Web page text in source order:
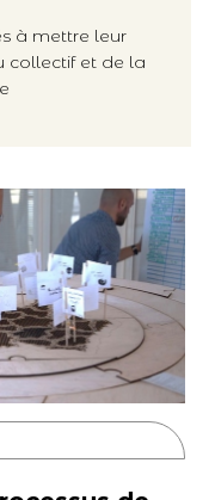
à mettre leur
collectif et de la